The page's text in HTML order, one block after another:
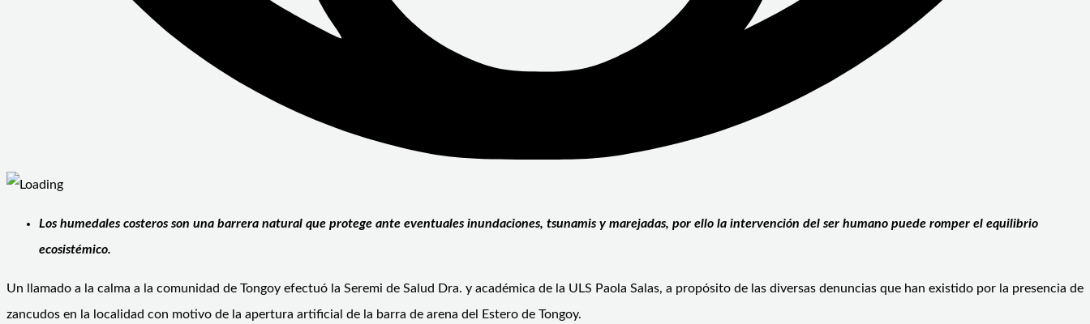
Los humedales costeros son una barrera natural que protege ante eventuales inundaciones, tsunamis y marejadas, por ello la intervención del ser humano puede romper el equilibrio
ecosistémico.
Un llamado a la calma a la comunidad de Tongoy efectuó la Seremi de Salud Dra. y académica de la ULS Paola Salas, a propósito de las diversas denuncias que han existido por la presencia de
zancudos en la localidad con motivo de la apertura artificial de la barra de arena del Estero de Tongoy.